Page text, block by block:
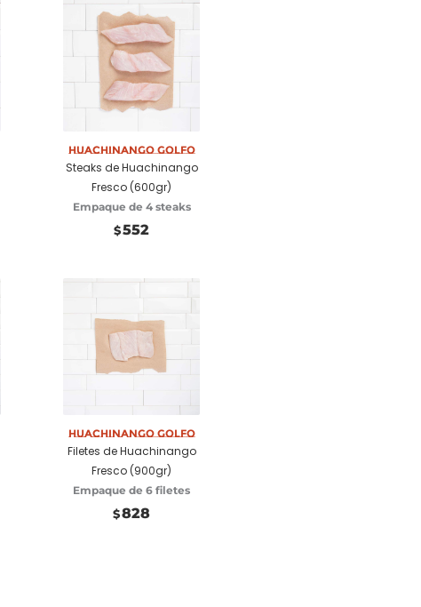
Añadir a carrito
Huachinango Golfo
Steaks de Huachinango
Fresco (600gr)
Empaque de 4 steaks
$552
Añadir a carrito
Huachinango Golfo
Filetes de Huachinango
Fresco (900gr)
Empaque de 6 filetes
$828